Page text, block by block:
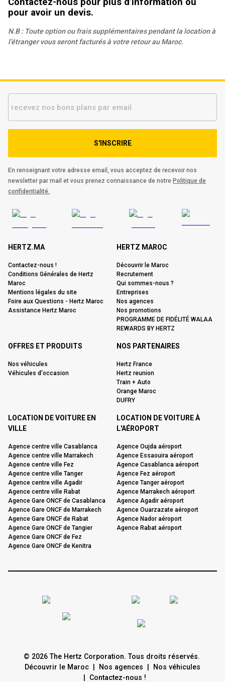
pour avoir un devis.
N.B : Toute option ou frais supplémentaires pendant la location à
l’étranger vous seront facturés à votre retour au Maroc.
S'INSCRIRE
En renseignant votre adresse email, vous acceptez de recevoir nos
newsletter par mail et vous prenez connaissance de notre Politique de
confidentialité.
HERTZ.MA
Contactez-nous !
Conditions Générales de Hertz
Maroc
Mentions légales du site
Foire aux Questions - Hertz Maroc
Assistance Hertz Maroc
HERTZ MAROC
Découvrir le Maroc
Recrutement
Qui sommes-nous ?
Entreprises
Nos agences
Nos promotions
PROGRAMME DE FIDÉLITÉ WALAA
REWARDS BY HERTZ
OFFRES ET PRODUITS
Nos véhicules
Véhicules d'occasion
NOS PARTENAIRES
Hertz France
Hertz reunion
Train + Auto
Orange Maroc
DUFRY
LOCATION DE VOITURE EN
VILLE
Agence centre ville Casablanca
Agence centre ville Marrakech
Agence centre ville Fez
Agence centre ville Tanger
Agence centre ville Agadir
Agence centre ville Rabat
Agence Gare ONCF de Casablanca
Agence Gare ONCF de Marrakech
Agence Gare ONCF de Rabat
Agence Gare ONCF de Tangier
Agence Gare ONCF de Fez
Agence Gare ONCF de Kenitra
LOCATION DE VOITURE À
L'AÉROPORT
Agence Oujda aéroport
Agence Essaouira aéroport
Agence Casablanca aéroport
Agence Fez aéroport
Agence Tanger aéroport
Agence Marrakech aéroport
Agence Agadir aéroport
Agence Ouarzazate aéroport
Agence Nador aéroport
Agence Rabat aéroport
© 2026 The Hertz Corporation. Tous droits réservés.
Découvrir le Maroc
Nos agences
Nos véhicules
Contactez-nous !